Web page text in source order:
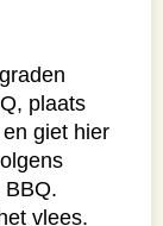
plaats
giet hier
BBQ.
vlees.